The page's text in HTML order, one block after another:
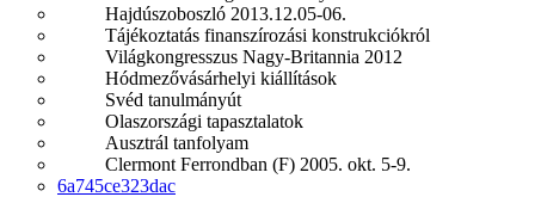
Hajdúszoboszló 2013.12.05-06.
Tájékoztatás finanszírozási konstrukciókról
Világkongresszus Nagy-Britannia 2012
Hódmezővásárhelyi kiállítások
Svéd tanulmányút
Olaszországi tapasztalatok
Ausztrál tanfolyam
Clermont Ferrondban (F) 2005. okt. 5-9.
6a745ce323dac